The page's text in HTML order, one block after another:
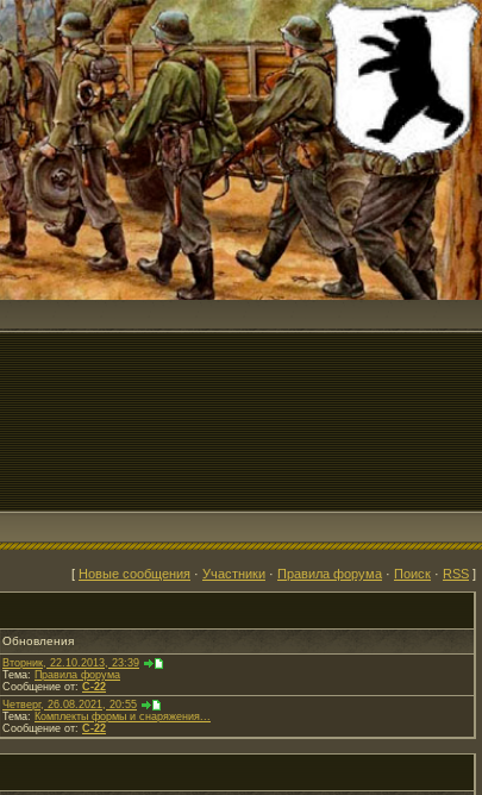
[ Новые сообщения · Участники · Правила форума · Поиск · RSS ]
Обновления
Вторник, 22.10.2013, 23:39
Тема: Правила форума
Сообщение от: C-22
Четверг, 26.08.2021, 20:55
Тема: Комплекты формы и снаряжения...
Сообщение от: C-22